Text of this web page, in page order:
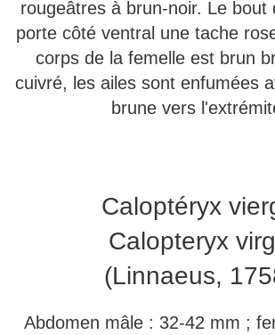
rougeâtres à brun-noir. Le bout
porte côté ventral une tache
corps de la femelle est brun
cuivré, les ailes sont enfumées
brune vers
Caloptéryx
Calopteryx
(Linnaeus,
Abdomen mâle : 32-42 mm ;